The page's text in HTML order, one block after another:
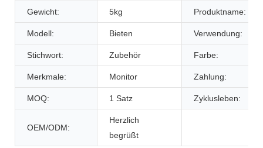
Gewicht: 5kg Produktname:
Modell: Bieten Verwendung:
Stichwort: Zubehör Farbe:
Merkmale: Monitor Zahlung:
MOQ: 1 Satz Zyklusleben:
OEM/ODM:
Herzlich
begrüßt